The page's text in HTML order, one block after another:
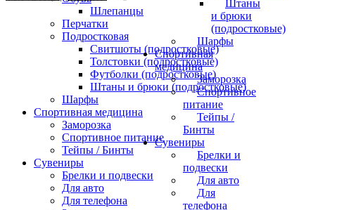
Штаны
и брюки
(подростковые)
Шарфы
Спортивная
медицина
Заморозка
Спортивное
питание
Тейпы /
Бинты
Сувениры
Брелки и
подвески
Для авто
Для
телефона
Шлепанцы
Перчатки
Подростковая
Свитшоты (подростковые)
Толстовки (подростковые)
Футболки (подростковые)
Штаны и брюки (подростковые)
Шарфы
Спортивная медицина
Заморозка
Спортивное питание
Тейпы / Бинты
Сувениры
Брелки и подвески
Для авто
Для телефона